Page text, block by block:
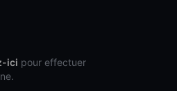
ici pour effectuer